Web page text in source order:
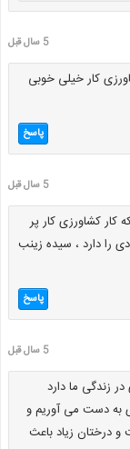
5 سال قبل
کار خیلی خوبی
پاسخ
5 سال قبل
کشاورزی کار پر
را دارد ، سیده زینب
پاسخ
5 سال قبل
زندگی ما دارد
به دست می آوریم و
درختان زیاد باعث